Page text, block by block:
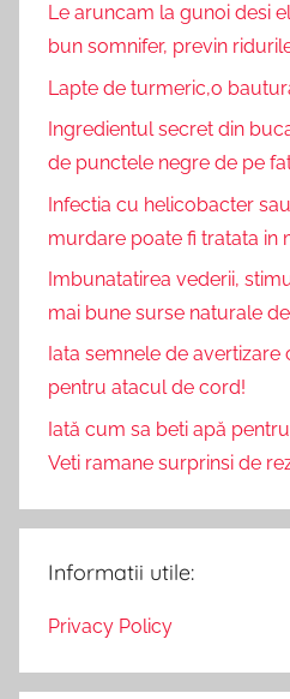
Le aruncam la gunoi desi
bun somnifer, previn
Lapte de turmeric,o
Ingredientul secret din
de punctele negre de pe
Infectia cu helicobacter
murdare poate fi tratata in
Imbunatatirea vederii,
mai bune surse naturale
Iata semnele de avertizare
pentru atacul de cord!
Iată cum sa beti apă
Veti ramane surprinsi de
Informatii utile:
Privacy Policy